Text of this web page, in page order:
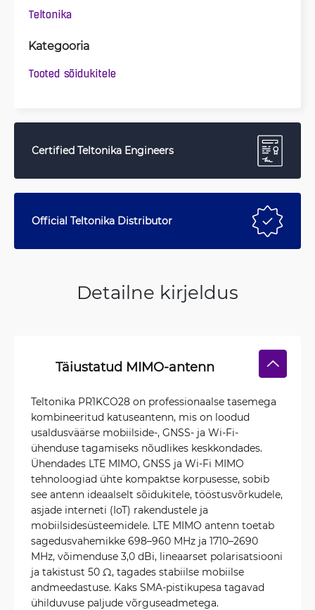
Teltonika
Kategooria
Tooted sõidukitele
Certified Teltonika Engineers
Official Teltonika Distributor
Detailne kirjeldus
Täiustatud MIMO-antenn
Teltonika PR1KCO28 on professionaalse tasemega
kombineeritud katuseantenn, mis on loodud
usaldusväärse mobiilside-, GNSS- ja Wi-Fi-
ühenduse tagamiseks nõudlikes keskkondades.
Ühendades LTE MIMO, GNSS ja Wi-Fi MIMO
tehnoloogiad ühte kompaktse korpusesse, sobib
see antenn ideaalselt sõidukitele, tööstusvõrkudele,
asjade interneti (IoT) rakendustele ja
mobiilsidesüsteemidele. LTE MIMO antenn toetab
sagedusvahemikke 698–960 MHz ja 1710–2690
MHz, võimenduse 3,0 dBi, lineaarset polarisatsiooni
ja takistust 50 Ω, tagades stabiilse mobiilse
andmeedastuse. Kaks SMA-pistikupesa tagavad
ühilduvuse paljude võrguseadmetega.